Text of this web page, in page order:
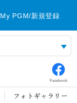
My PGM/新規登録
Facebook
フォトギャラリー